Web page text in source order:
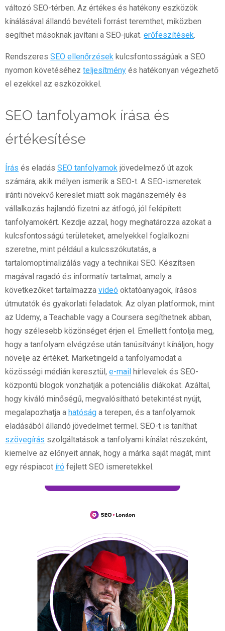
változó SEO-térben. Az értékes és hatékony eszközök
kínálásával állandó bevételi forrást teremthet, miközben
segíthet másoknak javítani a SEO-jukat. erőfeszítések.
Rendszeres SEO ellenőrzések kulcsfontosságúak a SEO
nyomon követéséhez teljesítmény és hatékonyan végezhető
el ezekkel az eszközökkel.
SEO tanfolyamok írása és
értékesítése
Írás és eladás SEO tanfolyamok jövedelmező út azok
számára, akik mélyen ismerik a SEO-t. A SEO-ismeretek
iránti növekvő kereslet miatt sok magánszemély és
vállalkozás hajlandó fizetni az átfogó, jól felépített
tanfolyamokért. Kezdje azzal, hogy meghatározza azokat a
kulcsfontosságú területeket, amelyekkel foglalkozni
szeretne, mint például a kulcsszókutatás, a
tartalomoptimalizálás vagy a technikai SEO. Készítsen
magával ragadó és informatív tartalmat, amely a
következőket tartalmazza videó oktatóanyagok, írásos
útmutatók és gyakorlati feladatok. Az olyan platformok, mint
az Udemy, a Teachable vagy a Coursera segíthetnek abban,
hogy szélesebb közönséget érjen el. Emellett fontolja meg,
hogy a tanfolyam elvégzése után tanúsítványt kínáljon, hogy
növelje az értéket. Marketingeld a tanfolyamodat a
közösségi médián keresztül, e-mail hírlevelek és SEO-
központú blogok vonzhatják a potenciális diákokat. Azáltal,
hogy kiváló minőségű, megvalósítható betekintést nyújt,
megalapozhatja a hatóság a terepen, és a tanfolyamok
eladásából állandó jövedelmet termel. SEO-t is taníthat
szövegírás szolgáltatások a tanfolyami kínálat részeként,
kiemelve az előnyeit annak, hogy a márka saját magát, mint
egy réspiacot író fejlett SEO ismeretekkel.